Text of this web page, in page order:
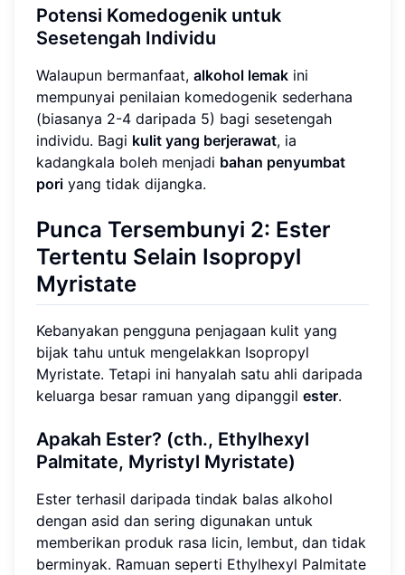
Potensi Komedogenik untuk
Sesetengah Individu
Walaupun bermanfaat, alkohol lemak ini
mempunyai penilaian komedogenik sederhana
(biasanya 2-4 daripada 5) bagi sesetengah
individu. Bagi kulit yang berjerawat, ia
kadangkala boleh menjadi bahan penyumbat
pori yang tidak dijangka.
Punca Tersembunyi 2: Ester
Tertentu Selain Isopropyl
Myristate
Kebanyakan pengguna penjagaan kulit yang
bijak tahu untuk mengelakkan Isopropyl
Myristate. Tetapi ini hanyalah satu ahli daripada
keluarga besar ramuan yang dipanggil ester.
Apakah Ester? (cth., Ethylhexyl
Palmitate, Myristyl Myristate)
Ester terhasil daripada tindak balas alkohol
dengan asid dan sering digunakan untuk
memberikan produk rasa licin, lembut, dan tidak
berminyak. Ramuan seperti Ethylhexyl Palmitate